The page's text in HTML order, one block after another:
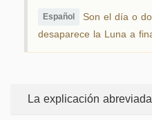
Español Son el día o
desaparece la Luna a
La explicación abreviada